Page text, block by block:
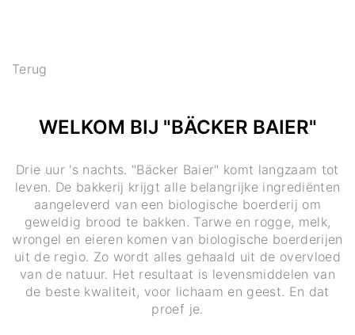
Terug
WELKOM BIJ "BÄCKER BAIER"
Drie uur 's nachts. "Bäcker Baier" komt langzaam tot
leven. De bakkerij krijgt alle belangrijke ingrediënten
aangeleverd van een biologische boerderij om
geweldig brood te bakken. Tarwe en rogge, melk,
wrongel en eieren komen van biologische boerderijen
uit de regio. Zo wordt alles gehaald uit de overvloed
van de natuur. Het resultaat is levensmiddelen van
de beste kwaliteit, voor lichaam en geest. En dat
proef je.